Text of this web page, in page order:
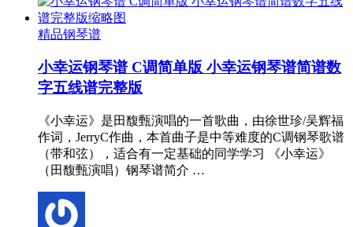
精品钢琴谱
小幸运钢琴谱 C调简单版 小幸运钢琴谱简谱数
字五线谱完整版
《小幸运》是田馥甄演唱的一首歌曲，由徐世珍/吴辉福
作词，JerryC作曲，本首曲子是中等难度的C调钢琴歌谱
（带和弦），适合有一定基础的同学学习 《小幸运》
（田馥甄演唱）钢琴谱简介 …